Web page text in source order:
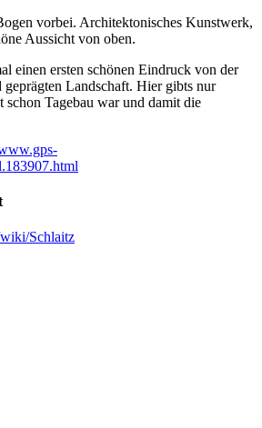
vorbei. Architektonisches Kunstwerk,
Aussicht von oben.
einen ersten schönen Eindruck von der
geprägten Landschaft. Hier gibts nur
Tagebau war und damit die
Schlaitz